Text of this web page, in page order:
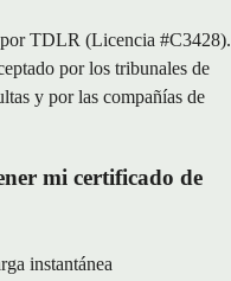
TDLR (Licencia #C3428).
por los tribunales de
y por las compañías de
mi certificado de
instantánea